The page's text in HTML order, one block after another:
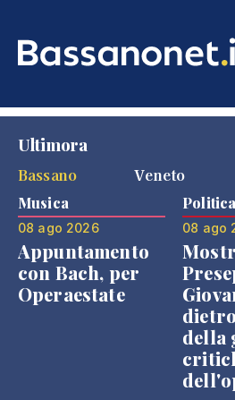
Ultimora
Bassano
Veneto
Musica
08 ago 2026
Appuntamento
con Bach, per
Operaestate
Politica
08 ago
della